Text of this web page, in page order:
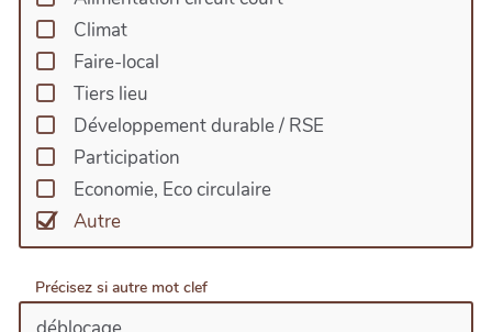
Climat
Faire-local
Tiers lieu
Développement durable / RSE
Participation
Economie, Eco circulaire
Autre
Précisez si autre mot clef